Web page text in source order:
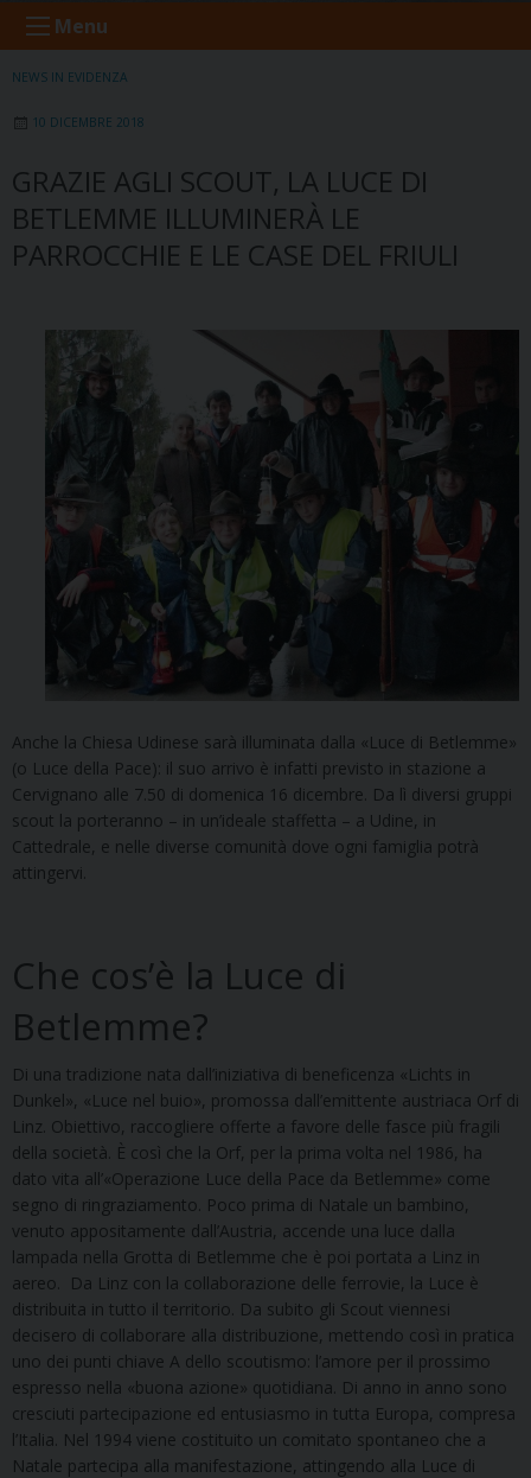
Menu
NEWS IN EVIDENZA
10 DICEMBRE 2018
GRAZIE AGLI SCOUT, LA LUCE DI
BETLEMME ILLUMINERÀ LE
PARROCCHIE E LE CASE DEL FRIULI
Anche la Chiesa Udinese sarà illuminata dalla «Luce di Betlemme»
(o Luce della Pace): il suo arrivo è infatti previsto in stazione a
Cervignano alle 7.50 di domenica 16 dicembre. Da lì diversi gruppi
scout la porteranno – in un’ideale staffetta – a Udine, in
Cattedrale, e nelle diverse comunità dove ogni famiglia potrà
attingervi.
Che cos’è la Luce di
Betlemme?
Di una tradizione nata dall’iniziativa di beneficenza «Lichts in
Dunkel», «Luce nel buio», promossa dall’emittente austriaca Orf di
Linz. Obiettivo, raccogliere offerte a favore delle fasce più fragili
della società. È così che la Orf, per la prima volta nel 1986, ha
dato vita all’«Operazione Luce della Pace da Betlemme» come
segno di ringraziamento. Poco prima di Natale un bambino,
venuto appositamente dall’Austria, accende una luce dalla
lampada nella Grotta di Betlemme che è poi portata a Linz in
aereo. Da Linz con la collaborazione delle ferrovie, la Luce è
distribuita in tutto il territorio. Da subito gli Scout viennesi
decisero di collaborare alla distribuzione, mettendo così in pratica
uno dei punti chiave A dello scoutismo: l’amore per il prossimo
espresso nella «buona azione» quotidiana. Di anno in anno sono
cresciuti partecipazione ed entusiasmo in tutta Europa, compresa
l’Italia. Nel 1994 viene costituito un comitato spontaneo che a
Natale partecipa alla manifestazione, attingendo alla Luce di